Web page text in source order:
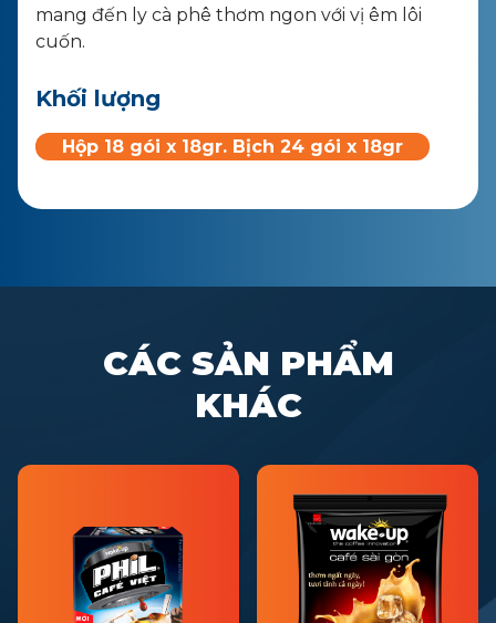
mang đến ly cà phê thơm ngon với vị êm lôi
cuốn.
Khối lượng
Hộp 18 gói x 18gr. Bịch 24 gói x 18gr
CÁC SẢN PHẨM
KHÁC